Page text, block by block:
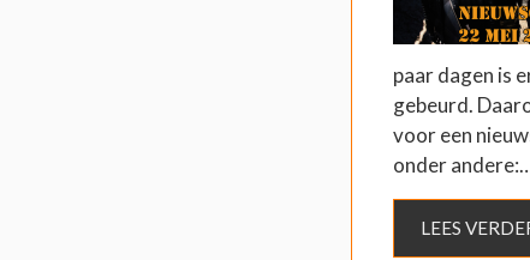
paar dagen is
gebeurd.
voor een
onder
LEES